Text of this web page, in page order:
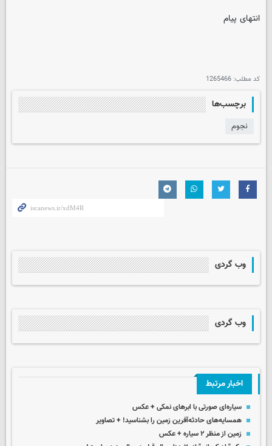
انتهای پیام
کد مطلب: 1265466
برچسب‌ها
نجوم
وب گردی
وب گردی
اخبار مرتبط
سیاره‌ای صورتی با ابرهای نمکی + عکس
همسایه‌های حادثه‌آفرین زمین را بشناسید! + تصاویر
زمین از منظر ۲ سیاره + عکس